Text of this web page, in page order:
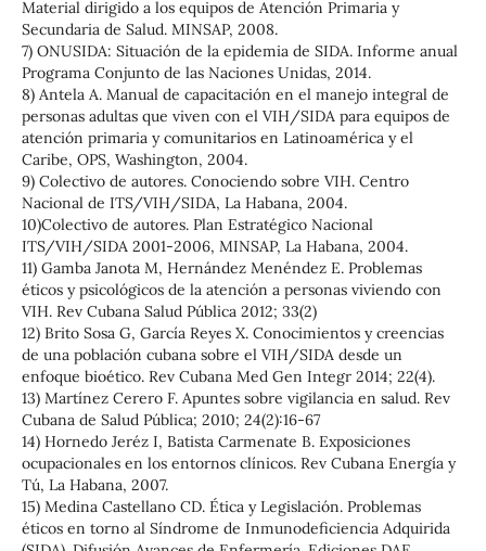
Material dirigido a los equipos de Atención Primaria y
Secundaria de Salud. MINSAP, 2008.
7) ONUSIDA: Situación de la epidemia de SIDA. Informe anual
Programa Conjunto de las Naciones Unidas, 2014.
8) Antela A. Manual de capacitación en el manejo integral de
personas adultas que viven con el VIH/SIDA para equipos de
atención primaria y comunitarios en Latinoamérica y el
Caribe, OPS, Washington, 2004.
9) Colectivo de autores. Conociendo sobre VIH. Centro
Nacional de ITS/VIH/SIDA, La Habana, 2004.
10)Colectivo de autores. Plan Estratégico Nacional
ITS/VIH/SIDA 2001-2006, MINSAP, La Habana, 2004.
11) Gamba Janota M, Hernández Menéndez E. Problemas
éticos y psicológicos de la atención a personas viviendo con
VIH. Rev Cubana Salud Pública 2012; 33(2)
12) Brito Sosa G, García Reyes X. Conocimientos y creencias
de una población cubana sobre el VIH/SIDA desde un
enfoque bioético. Rev Cubana Med Gen Integr 2014; 22(4).
13) Martínez Cerero F. Apuntes sobre vigilancia en salud. Rev
Cubana de Salud Pública; 2010; 24(2):16-67
14) Hornedo Jeréz I, Batista Carmenate B. Exposiciones
ocupacionales en los entornos clínicos. Rev Cubana Energía y
Tú, La Habana, 2007.
15) Medina Castellano CD. Ética y Legislación. Problemas
éticos en torno al Síndrome de Inmunodeficiencia Adquirida